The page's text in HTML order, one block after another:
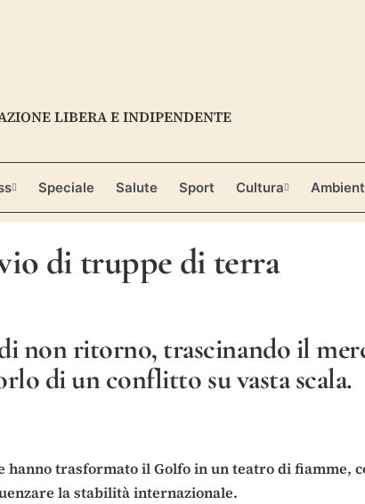
LIBERA E INDIPENDENTE
Speciale Salute Sport Cultura
di truppe di terra
non ritorno, trascinando il
di un conflitto su vasta scala.
trasformato il Golfo in un teatro di fiamme,
la stabilità internazionale.